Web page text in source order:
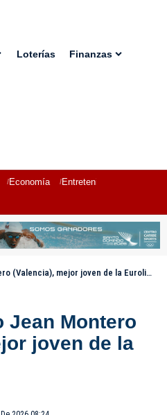
Loterías Finanzas
Economía Entretenimiento
(Valencia), mejor joven de la Euroliga
Jean Montero
joven de la